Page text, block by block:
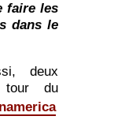
faire les
dans le
deux
tour du